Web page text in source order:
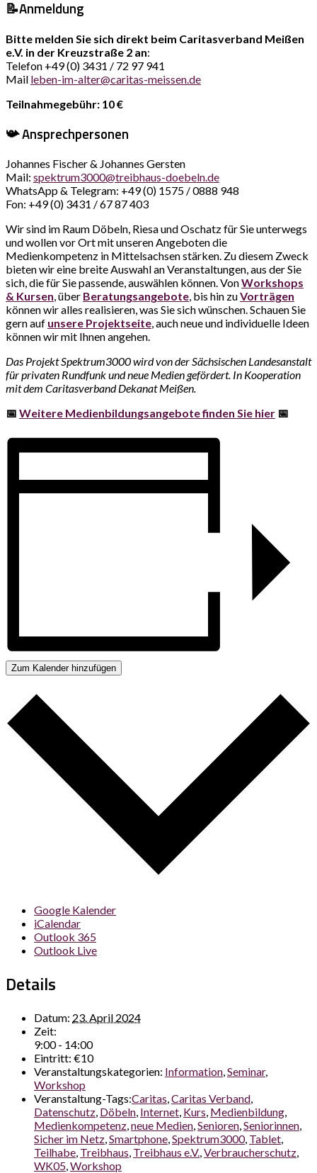
📝Anmeldung
Bitte melden Sie sich direkt beim Caritasverband Meißen
e.V. in der Kreuzstraße 2 an:
Telefon +49 (0) 3431 / 72 97 941
Mail leben-im-alter@caritas-meissen.de
Teilnahmegebühr: 10 €
📯 Ansprechpersonen
Johannes Fischer & Johannes Gersten
Mail: spektrum3000@treibhaus-doebeln.de
WhatsApp & Telegram: +49 (0) 1575 / 0888 948
Fon: +49 (0) 3431 / 67 87 403
Wir sind im Raum Döbeln, Riesa und Oschatz für Sie unterwegs
und wollen vor Ort mit unseren Angeboten die
Medienkompetenz in Mittelsachsen stärken. Zu diesem Zweck
bieten wir eine breite Auswahl an Veranstaltungen, aus der Sie
sich, die für Sie passende, auswählen können. VonWorkshops
& Kursen, über Beratungsangebote, bis hin zuVorträgen
können wir alles realisieren, was Sie sich wünschen. Schauen Sie
gern auf unsere Projektseite, auch neue und individuelle Ideen
können wir mit Ihnen angehen.
Das Projekt Spektrum3000 wird von der Sächsischen Landesanstalt
für privaten Rundfunk und neue Medien gefördert. In Kooperation
mit dem Caritasverband Dekanat Meißen.
📅 Weitere Medienbildungsangebote finden Sie hier 📅
Zum Kalender hinzufügen
Google Kalender
iCalendar
Outlook 365
Outlook Live
Details
Datum: 23. April 2024
Zeit:
9:00 - 14:00
Eintritt: €10
Veranstaltungskategorien: Information,Seminar,
Workshop
Veranstaltung-Tags:Caritas,Caritas Verband,
Datenschutz, Döbeln, Internet, Kurs, Medienbildung,
Medienkompetenz,neue Medien,Senioren,Seniorinnen,
Sicher im Netz,Smartphone,Spektrum3000, Tablet,
Teilhabe, Treibhaus, Treibhaus e.V.,Verbraucherschutz,
WK05,Workshop